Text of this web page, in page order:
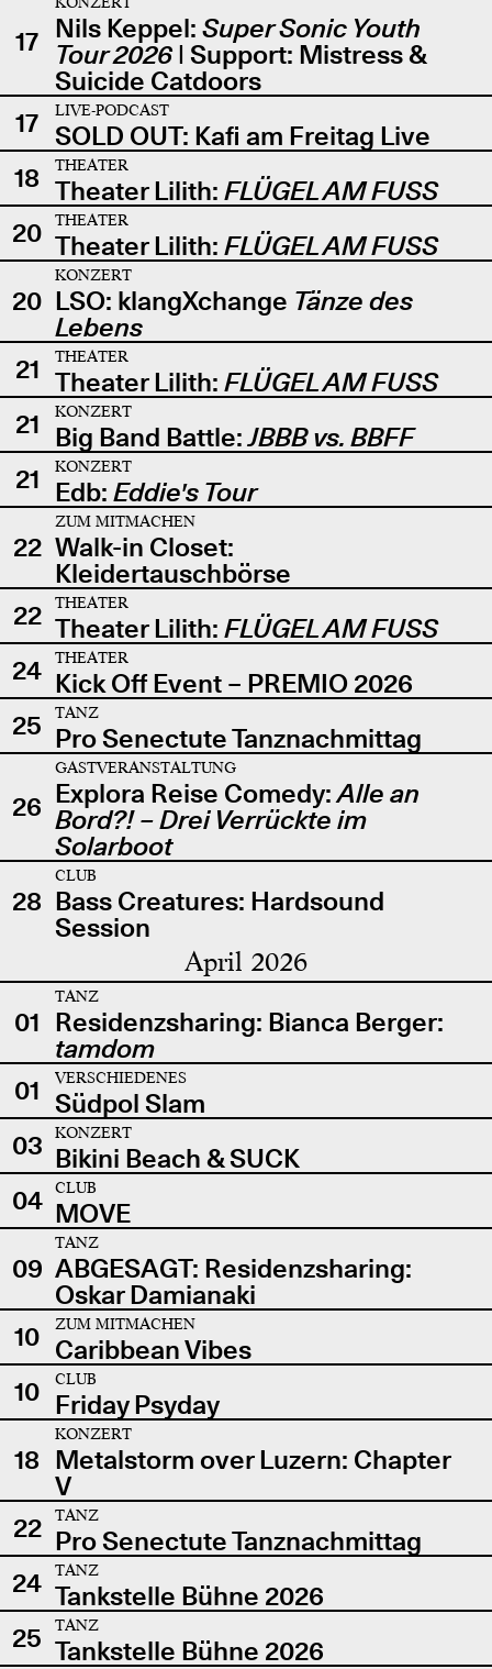
17 Nils Keppel: Super Sonic Youth
Tour 2026| Support: Mistress &
Suicide Catdoors
17
LIVE-PODCAST
SOLD OUT: Kafi am Freitag Live
18
THEATER
Theater Lilith: FLÜGEL AM FUSS
20
THEATER
Theater Lilith: FLÜGEL AM FUSS
20
KONZERT
LSO: klangXchange Tänze des
Lebens
21
THEATER
Theater Lilith: FLÜGEL AM FUSS
21
KONZERT
Big Band Battle:JBBB vs. BBFF
21
KONZERT
Edb: Eddie's Tour
22
ZUM MITMACHEN
Walk-in Closet:
Kleidertauschbörse
22
THEATER
Theater Lilith: FLÜGEL AM FUSS
24
THEATER
Kick Off Event – PREMIO 2026
25
TANZ
Pro Senectute Tanznachmittag
26
GASTVERANSTALTUNG
Explora Reise Comedy:Alle an
Bord?! – Drei Verrückte im
Solarboot
28
CLUB
Bass Creatures: Hardsound
Session
April 2026
01
TANZ
Residenzsharing: Bianca Berger:
tamdom
01
VERSCHIEDENES
Südpol Slam
03
KONZERT
Bikini Beach & SUCK
04
CLUB
MOVE
09
TANZ
ABGESAGT: Residenzsharing:
Oskar Damianaki
10
ZUM MITMACHEN
Caribbean Vibes
10
CLUB
Friday Psyday
18
KONZERT
Metalstorm over Luzern: Chapter
V
22
TANZ
Pro Senectute Tanznachmittag
24
TANZ
Tankstelle Bühne 2026
25
TANZ
Tankstelle Bühne 2026